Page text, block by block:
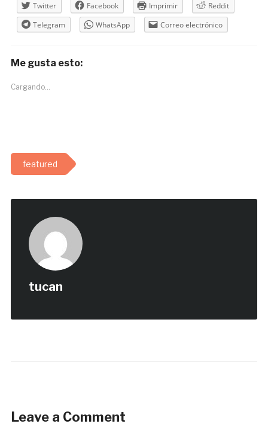
Twitter Facebook Imprimir
Reddit
Telegram
WhatsApp Correo electrónico
Me gusta esto:
Cargando...
featured
tucan
Leave a Comment